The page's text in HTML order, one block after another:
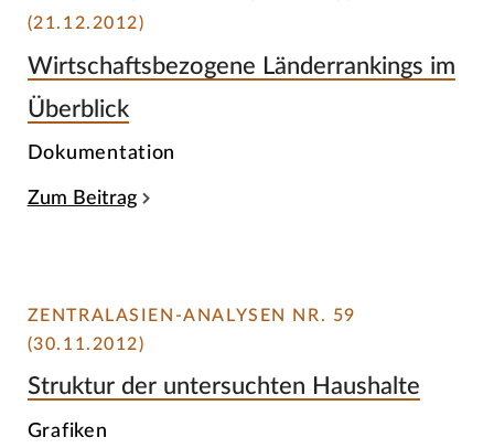
(21.12.2012)
Wirtschaftsbezogene Länderrankings im
Überblick
Dokumentation
Zum Beitrag
ZENTRALASIEN-ANALYSEN NR. 59
(30.11.2012)
Struktur der untersuchten Haushalte
Grafiken